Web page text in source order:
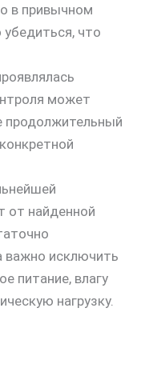
в привычном
убедиться, что
может
продолжительный
от найденной
важно исключить
питание, влагу
нагрузку.